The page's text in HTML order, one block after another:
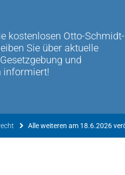
kostenlosen Otto-Schmidt-
Sie über aktuelle
und
informiert!